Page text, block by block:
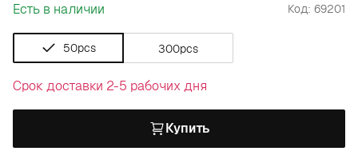
Есть в наличии
Код: 69201
50pcs 300pcs
Срок доставки 2-5 рабочих дня
Купить